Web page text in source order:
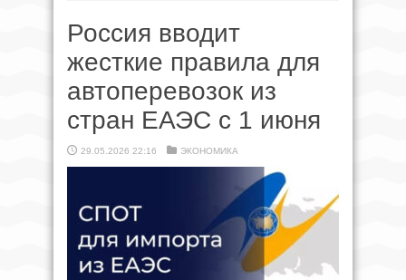
Россия вводит
жесткие правила для
автоперевозок из
стран ЕАЭС с 1 июня
29.05.2026 22:16 ЭКОНОМИКА